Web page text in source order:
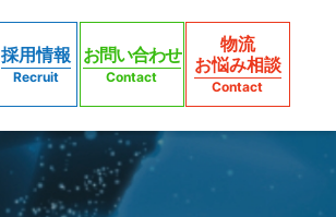
採用情報
Recruit
お問い合わせ
Contact
物流
お悩み相談
Contact